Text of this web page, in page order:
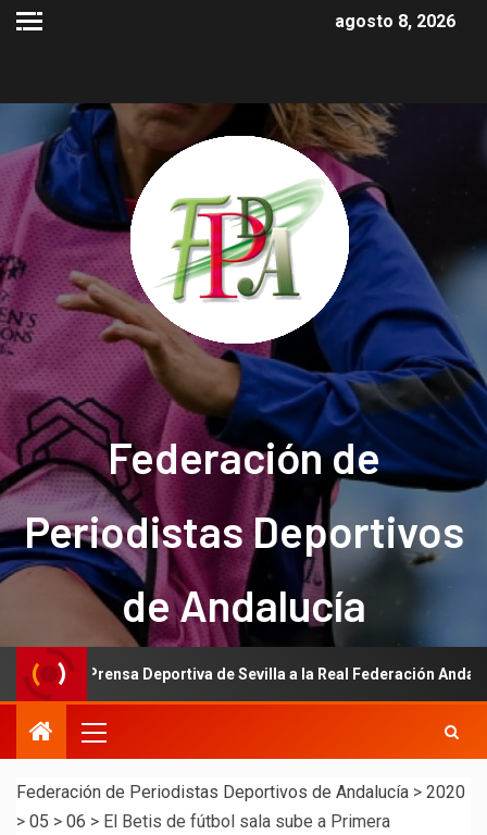
agosto 8, 2026
Federación de
Periodistas Deportivos
de Andalucía
Prensa Deportiva de Sevilla a la Real Federación Andaluza de
Federación de Periodistas Deportivos de Andalucía > 2020
> 05 > 06 > El Betis de fútbol sala sube a Primera